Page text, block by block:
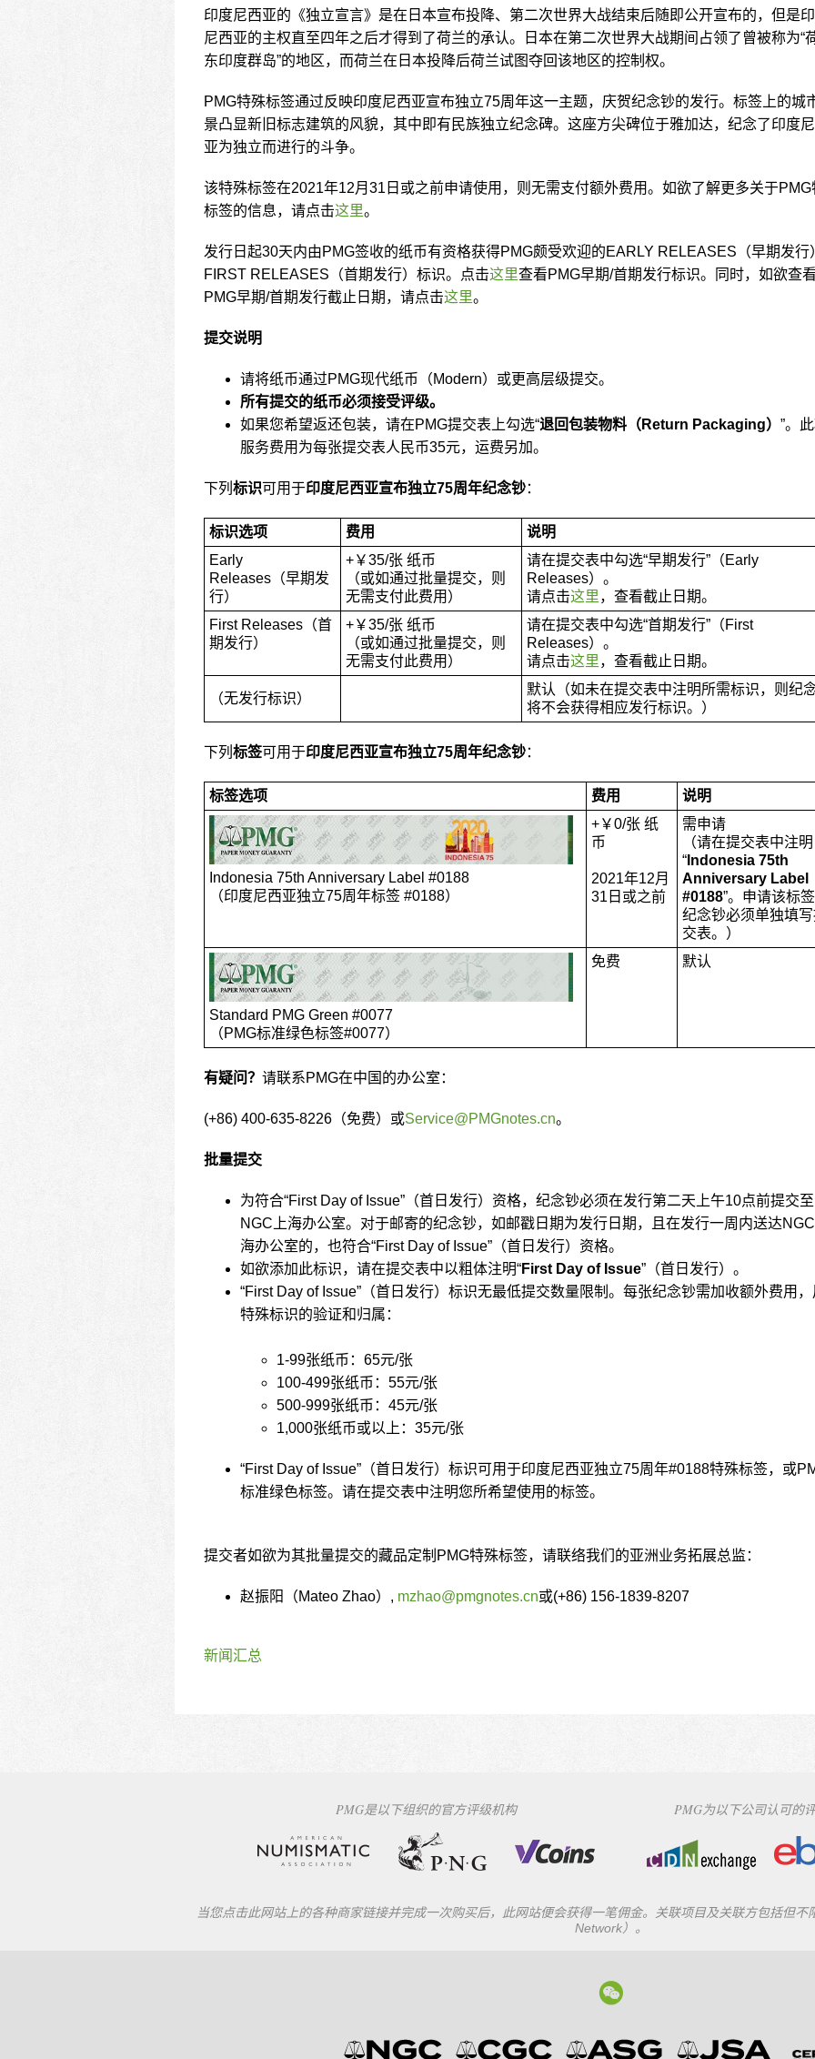
印度尼西亚的《独立宣言》是在日本宣布投降、第二次世界大战结束后随即公开宣布的，但是
尼西亚的主权直至四年之后才得到了荷兰的承认。日本在第二次世界大战期间占领了曾被称为“
东印度群岛”的地区，而荷兰在日本投降后荷兰试图夺回该地区的控制权。
PMG特殊标签通过反映印度尼西亚宣布独立75周年这一主题，庆贺纪念钞的发行。标签上的城
景凸显新旧标志建筑的风貌，其中即有民族独立纪念碑。这座方尖碑位于雅加达，纪念了印度
亚为独立而进行的斗争。
该特殊标签在2021年12月31日或之前申请使用，则无需支付额外费用。如欲了解更多关于PMG
标签的信息，请点击这里。
发行日起30天内由PMG签收的纸币有资格获得PMG颇受欢迎的EARLY RELEASES（早期发行
FIRST RELEASES（首期发行）标识。点击这里查看PMG早期/首期发行标识。同时，如欲查
PMG早期/首期发行截止日期，请点击这里。
提交说明
请将纸币通过PMG现代纸币（Modern） 或更高层级提交。
所有提交的纸币必须接受评级。
如果您希望返还包装，请在PMG提交表上勾选“退回包装物料（Return Packaging） ”。
服务费用为每张提交表人民币35元，运费另加。
下列 标识可用于印度尼西亚宣布独立75周年纪念钞：
标识选项 费用
说明
Early
Releases（早期发
行）
+￥35/张 纸币
（或如通过批量提交，则
无需支付此费用）
请在提交表中勾选“早期发行”（Early
Releases） 。
请点击这里，查看截止日期。
First Releases（首
期发行）
+￥35/张 纸币
（或如通过批量提交，则
无需支付此费用）
请在提交表中勾选“首期发行”（First
Releases） 。
请点击这里，查看截止日期。
（无发行标识）
默认
（如未在提交表中注明所需标识，则纪
将不会获得相应发行标识。）
下列 标签可用于印度尼西亚宣布独立75周年纪念钞：
标签选项 费用 说明
Indonesia 75th Anniversary Label #0188
（印度尼西亚独立75周年标签 #0188）
+￥0/张 纸
币
2021年12月
31日或之前
需申请
（请在提交表中注明
“ Indonesia 75th
Anniversary Label
#0188”。申请该标
纪念钞必须单独填
交表。）
Standard PMG Green #0077
（PMG标准绿色标签#0077）
免费 默认
有疑问？ 请联系PMG在中国的办公室：
(+86) 400-635-8226（免费）或Service@PMGnotes.cn。
批量提交
为符合“First Day of Issue”（首日发行）资格，纪念钞必须在发行第二天上午10点前提交至
NGC上海办公室。对于邮寄的纪念钞，如邮戳日期为发行日期，且在发行一周内送达
海办公室的，也符合“First Day of Issue”（首日发行）资格。
如欲添加此标识，请在提交表中以粗体注明“First Day of Issue”（首日发行）。
“First Day of Issue”（首日发行）标识无最低提交数量限制。每张纪念钞需加收额外费用
特殊标识的验证和归属：
1-99张纸币：65元/张
100-499张纸币：55元/张
500-999张纸币：45元/张
1,000张纸币或以上：35元/张
“First Day of Issue”（首日发行）标识可用于印度尼西亚独立75周年#0188特殊标签，或
标准绿色标签。请在提交表中注明您所希望使用的标签。
提交者如欲为其批量提交的藏品定制PMG特殊标签，请联络我们的亚洲业务拓展总监：
赵振阳（Mateo Zhao）, mzhao@pmgnotes.cn或(+86) 156-1839-8207
新闻汇总
PMG是以下组织的官方评级机构 PMG为以下公司认可的
当您点击此网站上的各种商家链接并完成一次购买后，此网站便会获得一笔佣金。关联项目及关联方包括但
Network）。